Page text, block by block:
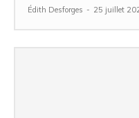
Édith Desforges - 25 juillet